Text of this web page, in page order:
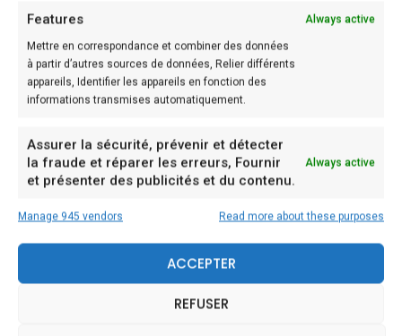
Features Always active
Mettre en correspondance et combiner des données
à partir d’autres sources de données, Relier différents
appareils, Identifier les appareils en fonction des
informations transmises automatiquement.
Assurer la sécurité, prévenir et détecter
la fraude et réparer les erreurs, Fournir
et présenter des publicités et du contenu.
Always active
Manage 945 vendors Read more about these purposes
ACCEPTER
REFUSER
de la viande étant récoltées au fur et à mesure dans le
récolteur prévu à cet effet. Grâce aux pics à
brochettes inclus avec l’appareil, il vous suffit de
piquer la viande en hauteur et d’assaisonner à votre
Il existe de nombreux modèles chez de nombreuses
marques, afin de ravir tous les fans de kebabs, mais
pas que ! Avec ce genre d’appareil, il est également
possible de faire griller des brochettes, rôtir un poulet